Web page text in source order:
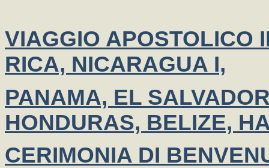
VIAGGIO APOSTOLICO
RICA, NICARAGUA I,
PANAMA, EL
HONDURAS, BELIZE,
CERIMONIA DI